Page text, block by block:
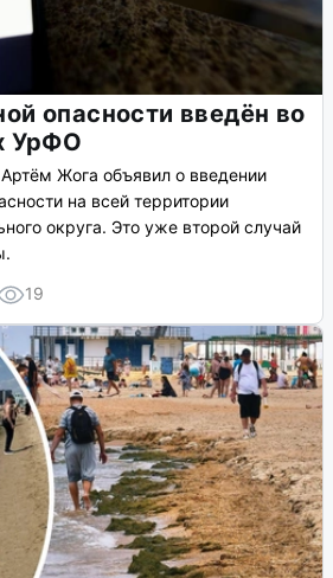
опасности введён во
УрФО
Жога объявил о введении
на всей территории
округа. Это уже второй случай
19